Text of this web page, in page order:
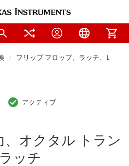
フリップ フロップ、ラッチ、レジス
、オクタル トラン
ッチ